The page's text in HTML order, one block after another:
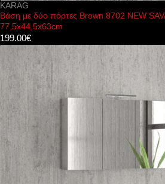
KARAG
Βάση με δύο πόρτες Brown 8702 NEW
77,5x44,5x63cm
199.00€